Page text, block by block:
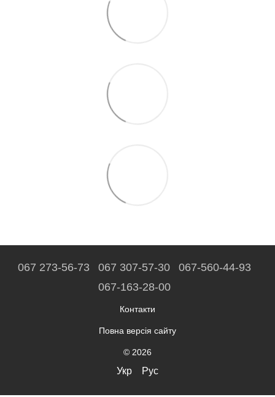
067 273-56-73 067 307-57-30
067-560-44-93
067-163-28-00
Контакти
Повна версія сайту
© 2026
Укр Рус